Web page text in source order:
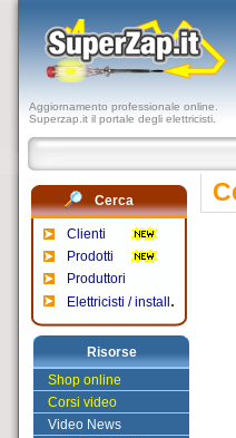
Aggiornamento professionale online.
Superzap.it il portale degli elettricisti.
Cerca
Clienti
Prodotti
Produttori
Elettricisti / install .
Risorse
Shop online
Corsi video
Video News